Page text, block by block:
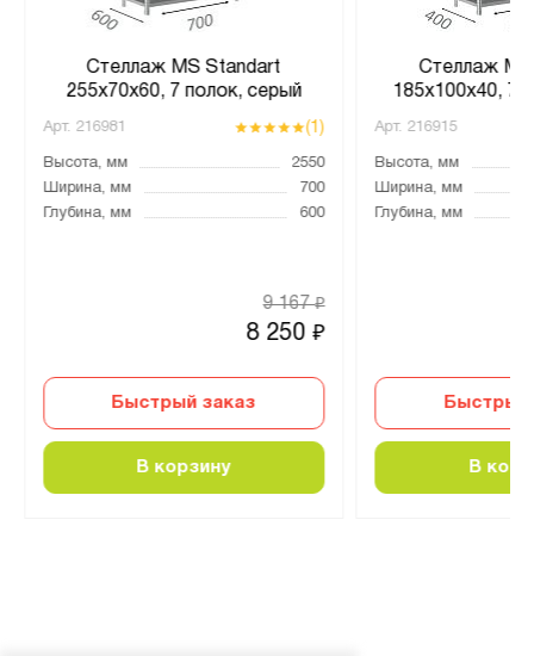
Стеллаж MS Standart
255х70х60, 7 полок, серый
Арт. 216981 (1)
Высота, мм
2550
Ширина, мм
700
Глубина, мм
600
8 250₽
9 167₽
Быстрый заказ
В корзину
Стеллаж
185х100х40, 7
Арт. 216915
Высота, мм
Ширина, мм
Глубина, мм
Быстрый
В